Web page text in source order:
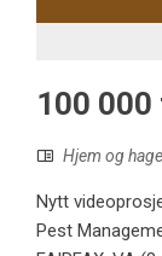
100
Hjem og hage
Nytt
Pest